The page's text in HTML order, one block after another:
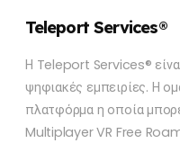
Teleport Services®
Η Teleport Services®
ψηφιακές εμπειρίες. Η
πλατφόρμα η οποία
Multiplayer VR Free